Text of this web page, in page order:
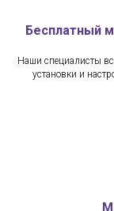
Бесплатный
Наши специалисты
установки и